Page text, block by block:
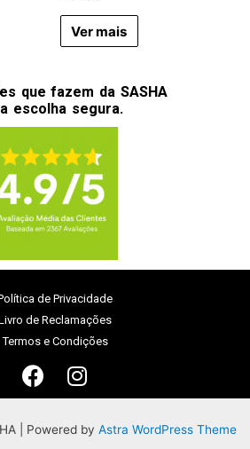
Ver mais
que fazem da SASHA
escolha segura.
de Privacidade
de Reclamações
Termos e Condições
| Powered by Astra WordPress Theme